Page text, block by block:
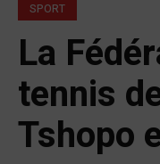
SPORT
La
tennis
Tshopo